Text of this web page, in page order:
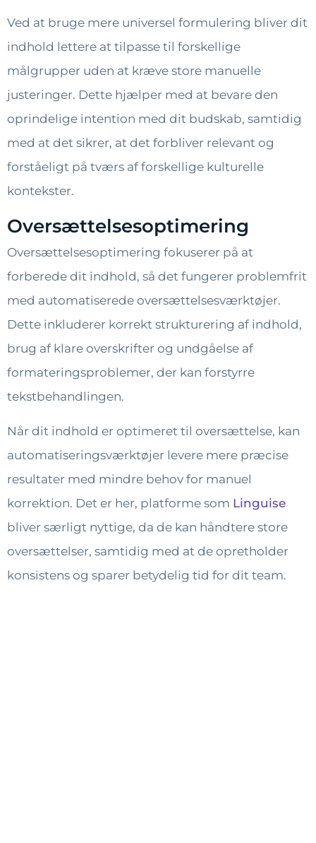
Ved at bruge mere universel formulering bliver dit
indhold lettere at tilpasse til forskellige
målgrupper uden at kræve store manuelle
justeringer. Dette hjælper med at bevare den
oprindelige intention med dit budskab, samtidig
med at det sikrer, at det forbliver relevant og
forståeligt på tværs af forskellige kulturelle
kontekster.
Oversættelsesoptimering
Oversættelsesoptimering fokuserer på at
forberede dit indhold, så det fungerer problemfrit
med automatiserede oversættelsesværktøjer.
Dette inkluderer korrekt strukturering af indhold,
brug af klare overskrifter og undgåelse af
formateringsproblemer, der kan forstyrre
tekstbehandlingen.
Når dit indhold er optimeret til oversættelse, kan
automatiseringsværktøjer levere mere præcise
resultater med mindre behov for manuel
korrektion. Det er her, platforme som Linguise
bliver særligt nyttige, da de kan håndtere store
oversættelser, samtidig med at de opretholder
konsistens og sparer betydelig tid for dit team.